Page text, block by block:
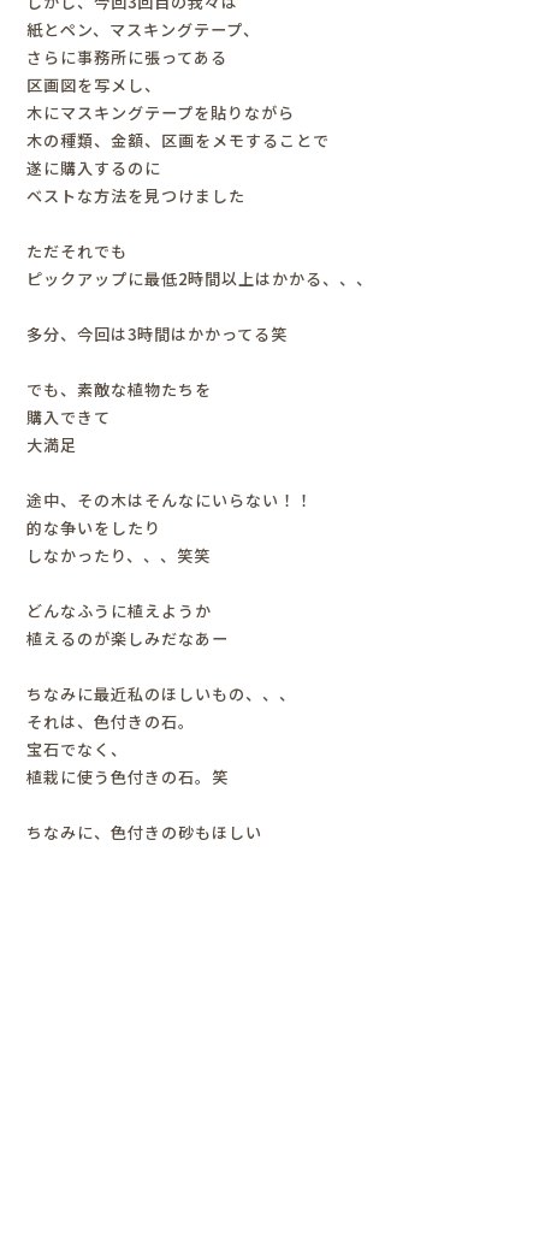
紙とペン、マスキングテープ、
さらに事務所に張ってある
区画図を写メし、
木にマスキングテープを貼りながら
木の種類、金額、区画をメモすることで
遂に購入するのに
ベストな方法を見つけました
ただそれでも
ピックアップに最低2時間以上はかかる、、、
多分、今回は3時間はかかってる笑
でも、素敵な植物たちを
購入できて
大満足
途中、その木はそんなにいらない！！
的な争いをしたり
しなかったり、、、笑笑
どんなふうに植えようか
植えるのが楽しみだなあー
ちなみに最近私のほしいもの、、、
それは、色付きの石。
宝石でなく、
植栽に使う色付きの石。笑
ちなみに、色付きの砂もほしい